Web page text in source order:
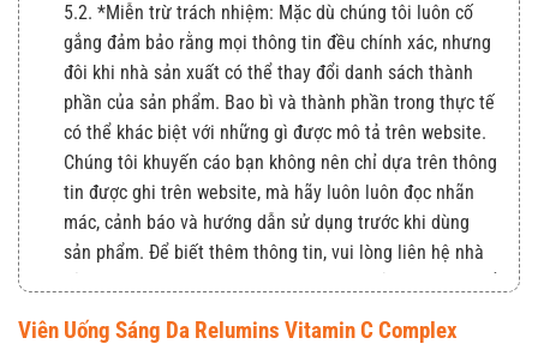
5.2. *Miễn trừ trách nhiệm: Mặc dù chúng tôi luôn cố
gắng đảm bảo rằng mọi thông tin đều chính xác, nhưng
đôi khi nhà sản xuất có thể thay đổi danh sách thành
phần của sản phẩm. Bao bì và thành phần trong thực tế
có thể khác biệt với những gì được mô tả trên website.
Chúng tôi khuyến cáo bạn không nên chỉ dựa trên thông
tin được ghi trên website, mà hãy luôn luôn đọc nhãn
mác, cảnh báo và hướng dẫn sử dụng trước khi dùng
sản phẩm. Để biết thêm thông tin, vui lòng liên hệ nhà
sỹ và các chuyên gia sức khỏe. Bạn không nên sử dụng
Viên Uống Sáng Da Relumins Vitamin C Complex